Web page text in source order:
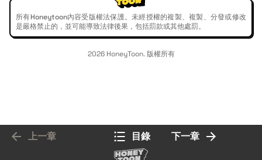
所有Honeytoon內容受版權法保護。未經授權的複製、複製、分發或修改
是嚴格禁止的，並可能導致法律後果，包括罰款或其他處罰。
2026 HoneyToon. 版權所有
上一章 目錄 下一章